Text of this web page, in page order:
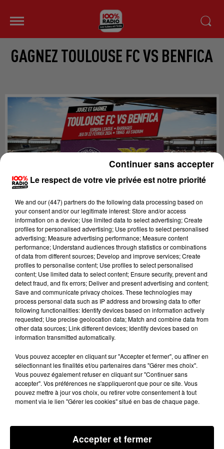
GAGNEZ TOULOUSE FC VS BENFICA
Dans 100% réveil !
Tous les jours* avec karine et Fred, gagnez
vos places à 8h20 pour le match de barrages
d’Europa League
TOULOUSE FC vs BENFICA
Jeu. 22 février 2024 - 18:45 STADIUM de
Toulouse !
* Du jeudi 15 au mercredi 21 février
Le respect de votre vie privée est notre priorité
We and our (447) partnersdo the following data processing based on
your consent and/or our legitimate interest: Store and/or access
information on a device; Use limited data to select advertising; Create
profiles for personalised advertising; Use profiles to select personalised
advertising; Measure advertising performance; Measure content
performance; Understand audiences through statistics or combinations
of data from different sources; Develop and improve services; Create
profiles to personalise content; Use profiles to select personalised
content; Use limited data to select content; Ensure security, prevent and
detect fraud, and fix errors; Deliver and present advertising and content;
Save and communicate privacy choices. These technologies may
process personal data such as IP address and browsing data to offer
following functionalities: Identify devices based on information actively
requested; Use precise geolocation data; Match and combine data from
other data sources; Link different devices; Identify devices based on
information transmitted automatically.
Vous pouvez accepter en cliquant sur "Accepter et fermer", ou affiner en
sélectionnant les finalités et/ou partenaires dans "Gérer mes choix".
Vous pouvez également refuser en cliquant sur "Continuer sans
accepter". Vos préférences ne s'appliqueront que pour ce site. Vous
pouvez mettre à jour vos choix, ou retirer votre consentement à tout
moment via le lien "Gérer les cookies" situé en bas de chaque page.
Accepter et fermer
Continuer sans accepter